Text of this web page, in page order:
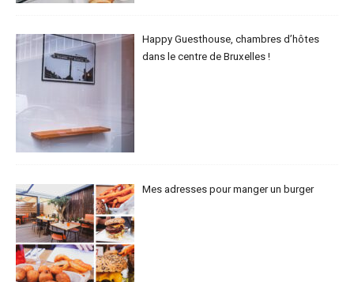
Happy Guesthouse, chambres d’hôtes
dans le centre de Bruxelles !
Mes adresses pour manger un burger